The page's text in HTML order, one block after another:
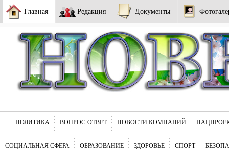
Главная Редакция Документы
ПОЛИТИКА ВОПРОС-ОТВЕТ НОВОСТИ КОМПАНИЙ
СОЦИАЛЬНАЯ СФЕРА ОБРАЗОВАНИЕ ЗДОРОВЬЕ СПОРТ